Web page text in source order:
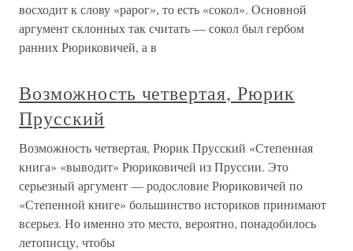
восходит к слову «рарог», то есть «сокол». Основной
аргумент склонных так считать — сокол был гербом
ранних Рюриковичей, а в
Возможность четвертая, Рюрик
Прусский
Возможность четвертая, Рюрик Прусский «Степенная
книга» «выводит» Рюриковичей из Пруссии. Это
серьезный аргумент — родословие Рюриковичей по
«Степенной книге» большинство историков принимают
всерьез. Но именно это место, вероятно, понадобилось
летописцу, чтобы